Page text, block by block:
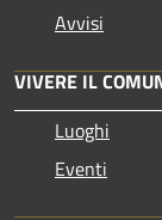
Avvisi
VIVERE IL
Luoghi
Eventi